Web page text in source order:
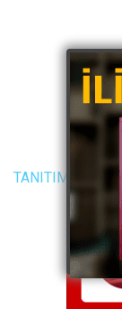
TANITIM